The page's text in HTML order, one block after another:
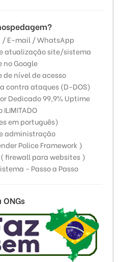
/ E-mail / WhatsApp
atualização site/sistema
no Google
nível de acesso
contra ataques (D-DOS)
Dedicado 99,9% Uptime
em português)
administração
Police Framework )
firewall para websites )
- Passo a Passo